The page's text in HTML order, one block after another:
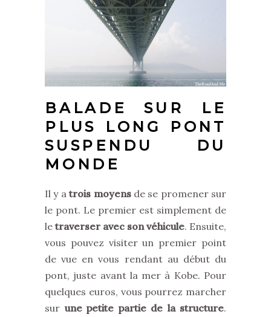
BALADE SUR LE
PLUS LONG PONT
SUSPENDU DU
MONDE
Il y a trois moyensde se promener sur
le pont. Le premier est simplement de
le traverser avec son véhicule. Ensuite,
vous pouvez visiter un premier point
de vue en vous rendant au début du
pont, juste avant la mer à Kobe. Pour
quelques euros, vous pourrez marcher
sur une petite partie de la structure.